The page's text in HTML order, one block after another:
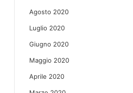
Agosto 2020
Luglio 2020
Giugno 2020
Maggio 2020
Aprile 2020